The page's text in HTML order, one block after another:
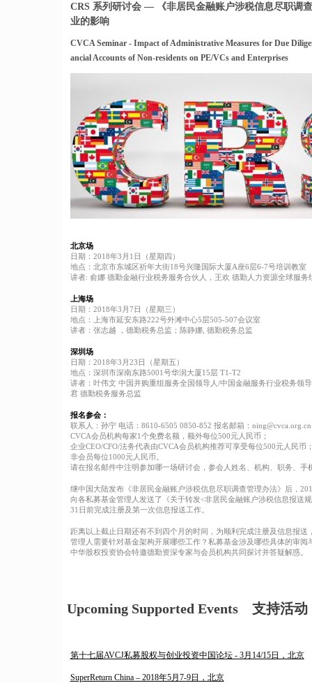
CRS 系列研讨会 — 《非居民金融账户涉税信息尽职调
业的影响
CVCA Seminar - Impact of Administrative Measures for Due
ancial Accounts of Non-residents on PE/VCs and Enterprises
北京场
日期：2018年3月1日（星期四）
地点：北京市东城区祈年大街18号兴隆国际大厦A座6层6-7号培训教室
讲者: 俞娜 德勤金融行业税务服务合伙人，王欢 德勤人力资源全球服
上海场
日期：2018年3月7日（星期三）
地点：上海市延安东路222号外滩中心5层505-507会议室
讲者：张志越 ，德勤税务总监；陈静娜, 德勤税务总监
深圳场
日期：2018年3月23日（星期五）
地点：深圳市深南东路5001号华润大厦15层 T1-T2
讲者：叶伟文 中国并购重组服务全国领导人/中国金融服务行业税务领
君 德勤税务服务总监
报名参会：
联系人：孙宁 电话：8610-6505 0850-852 报名邮箱：
CVCA会员机构每家1个免费名额，额外每位500元人民币；
企业CEO/CFO/法务代表由CVCA会员机构推荐可享受每位500元人民币
非会员每位1000元人民币。
请在报名邮件中注明参加哪一场研讨会，参会人姓名、机构、职务、手
继中国大陆发布《非居民金融账户涉税信息尽职调查管理办法》后，
向各私募基金管理人发送了《关于转发<非居民金融账户涉税信息报送
31日前完成注册及第一次信息报送工作。
距离以上截止日期还有不到四个月的时间，为顺利完成注册及信息报
管理人需要针对基金架构开展哪些工作？私募基金涉及哪些具体的审
中华股权投资协会特邀德勤资深专家与会员机构共同探讨并答疑解惑。
Upcoming Supported Events 支持活动
第十七届AVCJ私募股权与创业投资中国论坛 - 3月14/15日，北京
SuperReturn China – 2018年5月7-9日，北京